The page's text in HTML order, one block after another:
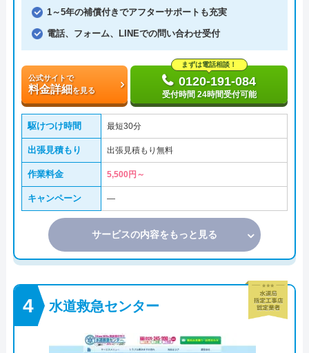
1～5年の補償付きでアフターサポートも充実
電話、フォーム、LINEでの問い合わせ受付
公式サイトで
料金詳細を見る
まずは電話相談！
0120-191-084
受付時間 24時間受付可能
駆けつけ時間 最短30分
出張見積もり 出張見積もり無料
作業料金 5,500円～
キャンペーン ―
サービスの内容をもっと見る
水道救急センター